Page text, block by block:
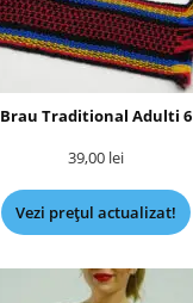
Brau Traditional Adulti 6
39,00 lei
Vezi prețul actualizat!